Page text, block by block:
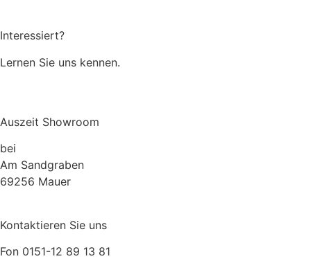
Interessiert?
Lernen Sie uns kennen.
Auszeit Showroom
bei
Am Sandgraben
69256 Mauer
Kontaktieren Sie uns
Fon 0151-12 89 13 81